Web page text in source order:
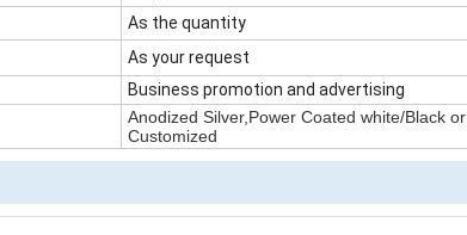
As the quantity
As your request
Business promotion and advertising
Anodized Silver,Power Coated white/Black or
Customized